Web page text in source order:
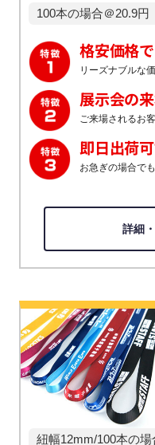
100本の場合＠20.9円
格安価格で
リーズナブルな
展示会の
ご来場されるお
即日出荷可
お急ぎの場合で
詳細
紐幅12mm/100本の場